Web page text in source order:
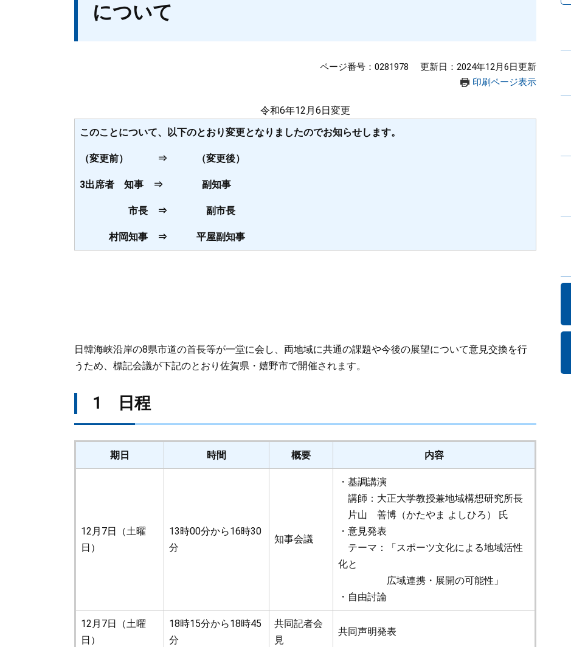
について
ページ番号：0281978
更新日：2024年12月6日更新
印刷ページ表示
令和6年12月6日変更
このことについて、以下のとおり変更となりましたのでお知らせします。
（変更前） ⇒ （変更後）
3出席者 知事 ⇒ 副知事
市長 ⇒ 副市長
村岡知事 ⇒ 平屋副知事
日韓海峡沿岸の8県市道の首長等が一堂に会し、両地域に共通の課題や今後の展望について意見交換を行
うため、標記会議が下記のとおり佐賀県・嬉野市で開催されます。
1 日程
期日 時間 概要 内容
12月7日（土曜
日）
13時00分から16時30
分
知事会議
・基調講演
講師：大正大学教授兼地域構想研究所長
片山 善博（かたやま よしひろ） 氏
・意見発表
テーマ：「スポーツ文化による地域活性
化と
広域連携・展開の可能性」
・自由討論
12月7日（土曜
日）
18時15分から18時45
分
共同記者会
見
共同声明発表